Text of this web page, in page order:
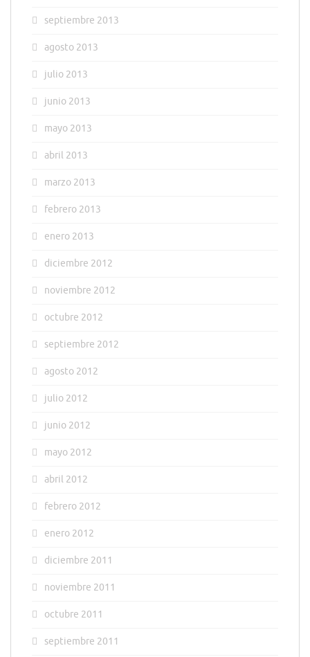
septiembre 2013
agosto 2013
julio 2013
junio 2013
mayo 2013
abril 2013
marzo 2013
febrero 2013
enero 2013
diciembre 2012
noviembre 2012
octubre 2012
septiembre 2012
agosto 2012
julio 2012
junio 2012
mayo 2012
abril 2012
febrero 2012
enero 2012
diciembre 2011
noviembre 2011
octubre 2011
septiembre 2011